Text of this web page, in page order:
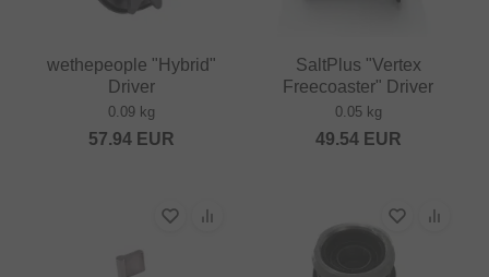
wethepeople "Hybrid"
Driver
0.09 kg
57.94EUR
SaltPlus "Vertex
Freecoaster" Driver
0.05 kg
49.54EUR